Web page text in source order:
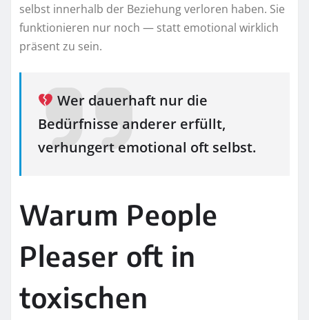
selbst innerhalb der Beziehung verloren haben. Sie
funktionieren nur noch — statt emotional wirklich
präsent zu sein.
Wer dauerhaft nur die
Bedürfnisse anderer erfüllt,
verhungert emotional oft selbst.
Warum People
Pleaser oft in
toxischen